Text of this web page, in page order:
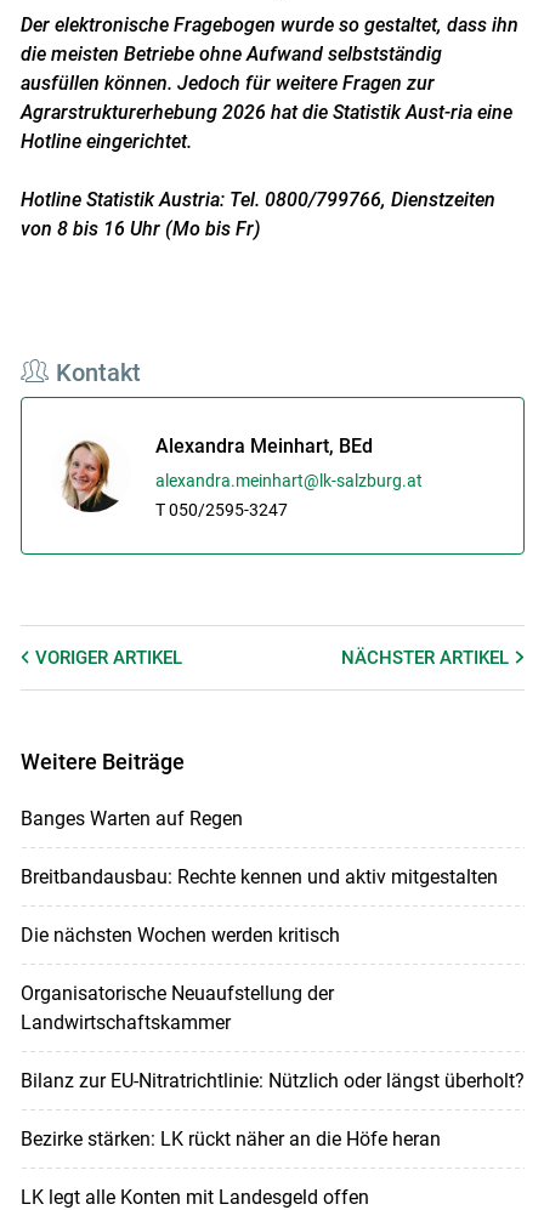
Der elektronische Fragebogen wurde so gestaltet, dass ihn
die meisten Betriebe ohne Aufwand selbstständig
ausfüllen können. Jedoch für weitere Fragen zur
Agrarstrukturerhebung 2026 hat die Statistik Aust-ria eine
Hotline eingerichtet.
Hotline Statistik Austria: Tel. 0800/799766, Dienstzeiten
von 8 bis 16 Uhr (Mo bis Fr)
Kontakt
Alexandra Meinhart, BEd
alexandra.meinhart@lk-salzburg.at
T 050/2595-3247
VORIGER ARTIKEL NÄCHSTERARTIKEL
Weitere Beiträge
Banges Warten auf Regen
Breitbandausbau: Rechte kennen und aktiv mitgestalten
Die nächsten Wochen werden kritisch
Organisatorische Neuaufstellung der
Landwirtschaftskammer
Bilanz zur EU-Nitratrichtlinie: Nützlich oder längst überholt?
Bezirke stärken: LK rückt näher an die Höfe heran
LK legt alle Konten mit Landesgeld offen